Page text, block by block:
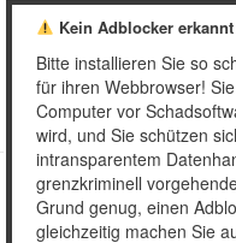
1 2 … 4
Copyright ©
Mobile
Kein Adblocker erkannt
Bitte installieren Sie so
für ihren Webbrowser!
Computer vor
wird, und Sie schützen
intransparentem
grenzkriminell
Grund genug, einen
gleichzeitig machen Sie